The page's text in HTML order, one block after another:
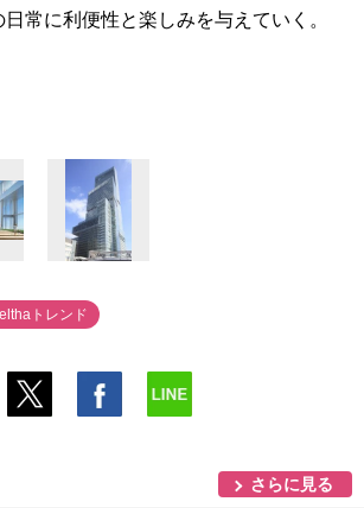
常に利便性と楽しみを与えていく。
トレンド
さらに見る